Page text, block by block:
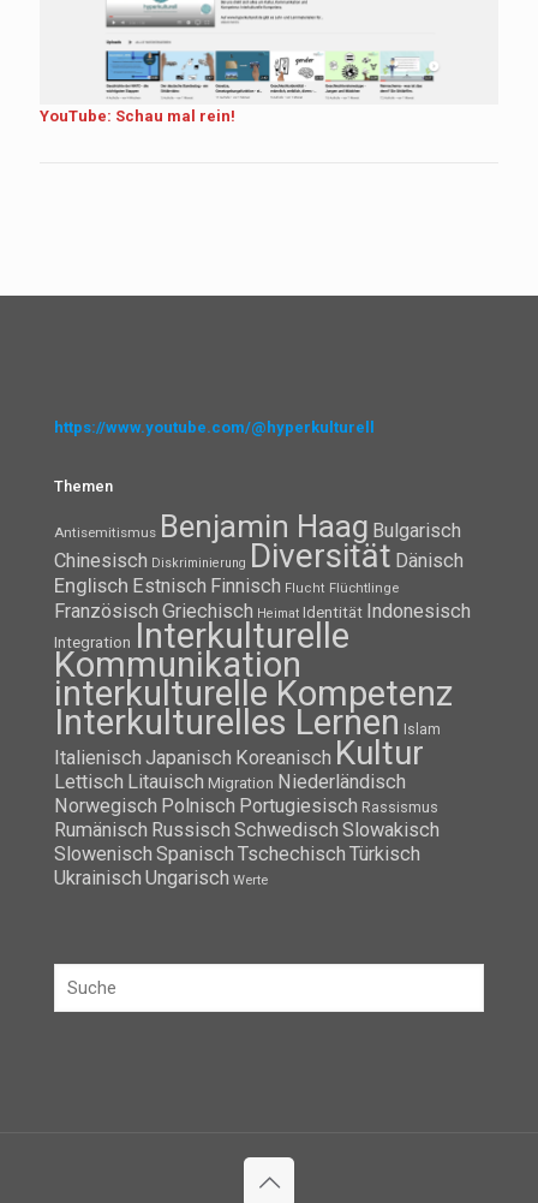
YouTube: Schau mal rein!
https://www.youtube.com/@hyperkulturell
Themen
Antisemitismus Benjamin Haag Bulgarisch
Chinesisch Diskriminierung Diversität Dänisch
Englisch Estnisch Finnisch Flucht Flüchtlinge
Französisch Griechisch Heimat Identität Indonesisch
Integration Interkulturelle
Kommunikation
interkulturelle Kompetenz
Interkulturelles Lernen Islam
Italienisch Japanisch Koreanisch Kultur
Lettisch Litauisch Migration Niederländisch
Norwegisch Polnisch Portugiesisch Rassismus
Rumänisch Russisch Schwedisch Slowakisch
Slowenisch Spanisch Tschechisch Türkisch
Ukrainisch Ungarisch Werte